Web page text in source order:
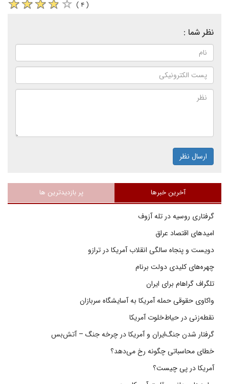
( ۴ )
نظر شما :
ارسال نظر
آخرین خبرها پر بازدیدترین ها
گرفتاری روسیه در تله آزوف
امیدهای اقتصاد عراق
دویست و پنجاه سالگی انقلاب آمریکا در ترازو
چهره‌های کلیدی دولت برنام
تلگراف گراهام برای ایران
واکاوی حقوقی حمله آمریکا به آسایشگاه سربازان
نقطه‌زنی در حیاط‌خلوت آمریکا
گرفتار شدن جنگ‌ایران و آمریکا در چرخه جنگ – آتش‌بس
خطای محاسباتی چگونه رخ می‌دهد؟
آمریکا در پی چیست؟